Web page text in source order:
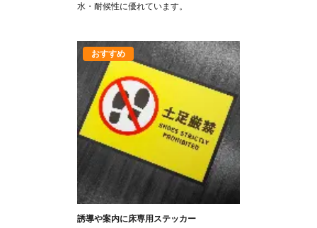
水・耐候性に優れています。
誘導や案内に床専用ステッカー